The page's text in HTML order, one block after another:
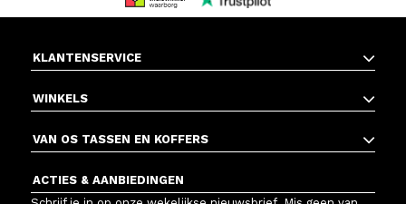
KLANTENSERVICE
WINKELS
VAN OS TASSEN EN KOFFERS
ACTIES & AANBIEDINGEN